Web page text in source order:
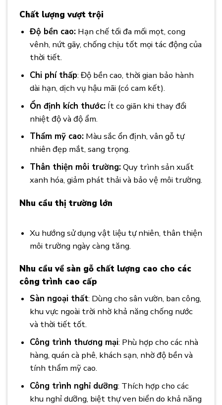
Chất lượng vượt trội
Độ bền cao:Hạn chế tối đa mối mọt, cong
vênh, nứt gãy, chống chịu tốt mọi tác động của
thời tiết.
Chi phí thấp: Độ bền cao, thời gian bảo hành
dài hạn, dịch vụ hậu mãi (có cam kết).
Ổn định kích thước:Ít co giãn khi thay đổi
nhiệt độ và độ ẩm.
Thẩm mỹ cao:Màu sắc ổn định, vân gỗ tự
nhiên đẹp mắt, sang trọng.
Thân thiện môi trường:Quy trình sản xuất
xanh hóa, giảm phát thải và bảo vệ môi trường.
Nhu cầu thị trường lớn
Xu hướng sử dụng vật liệu tự nhiên, thân thiện
môi trường ngày càng tăng.
Nhu cầu về sàn gỗ chất lượng cao cho các
công trình cao cấp
Sàn ngoại thất: Dùng cho sân vườn, ban công,
khu vực ngoài trời nhờ khả năng chống nước
và thời tiết tốt.
Công trình thương mại: Phù hợp cho các nhà
hàng, quán cà phê, khách sạn, nhờ độ bền và
tính thẩm mỹ cao.
Công trình nghỉ dưỡng: Thích hợp cho các
khu nghỉ dưỡng, biệt thự ven biển do khả năng